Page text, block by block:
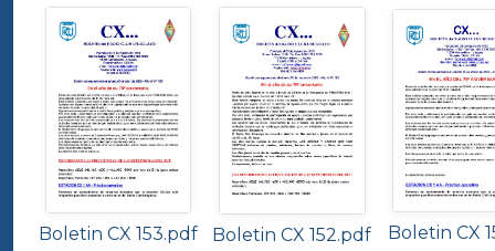
Boletin CX 153.pdf Boletin CX 152.pdf Boletin CX